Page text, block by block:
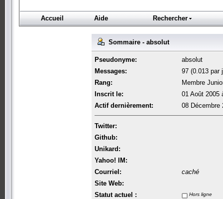
Accueil Aide Rechercher
Sommaire - absolut
Pseudonyme:
absolut
Messages:
97 (0.013 par
Rang:
Membre
Inscrit le:
01 Août 2005
Actif dernièrement:
08 Décembre
Twitter:
Github:
Unikard:
Yahoo! IM:
Courriel:
caché
Site Web:
Statut actuel :
Hors ligne